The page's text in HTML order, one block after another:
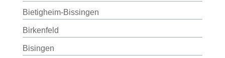
Bietigheim-Bissingen
Birkenfeld
Bisingen